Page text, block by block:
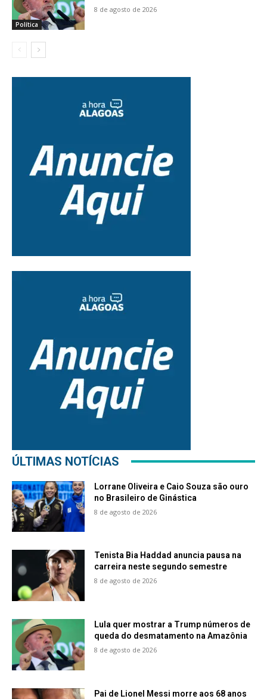
Política
8 de agosto de 2026
ÚLTIMAS NOTÍCIAS
Lorrane Oliveira e Caio Souza são ouro
no Brasileiro de Ginástica
8 de agosto de 2026
Tenista Bia Haddad anuncia pausa na
carreira neste segundo semestre
8 de agosto de 2026
Lula quer mostrar a Trump números de
queda do desmatamento na Amazônia
8 de agosto de 2026
Pai de Lionel Messi morre aos 68 anos